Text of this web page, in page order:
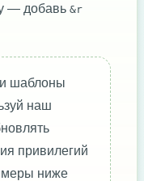
— добавь &r
шаблоны
наш
привилегий
ниже